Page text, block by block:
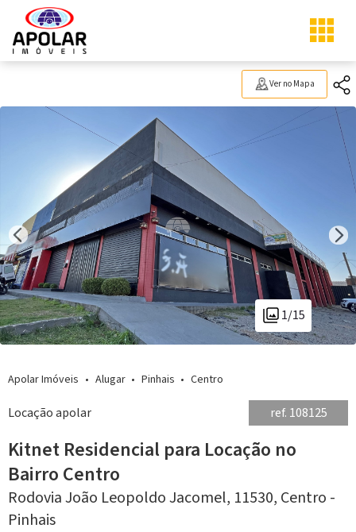
Ver no Mapa
1/15
Apolar Imóveis Alugar Pinhais Centro
Locação apolar ref. 108125
Kitnet Residencial para Locação no
Bairro Centro
Rodovia João Leopoldo Jacomel, 11530, Centro -
Pinhais